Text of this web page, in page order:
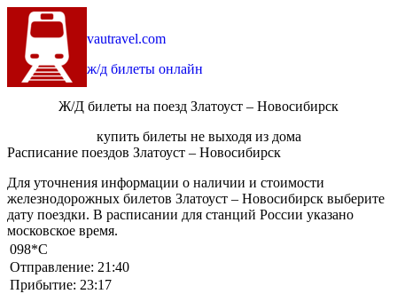
vautravel.com
ж/д билеты онлайн
Ж/Д билеты на поезд Златоуст – Новосибирск
купить билеты не выходя из дома
Расписание поездов Златоуст – Новосибирск
Для уточнения информации о наличии и стоимости
железнодорожных билетов Златоуст – Новосибирск выберите
дату поездки. В расписании для станций России указано
московское время.
098*С
Отправление: 21:40
Прибытие: 23:17